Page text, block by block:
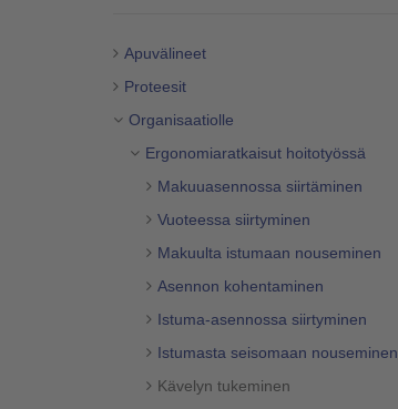
Apuvälineet
Proteesit
Organisaatiolle
Ergonomiaratkaisut hoitotyössä
Makuuasennossa siirtäminen
Vuoteessa siirtyminen
Makuulta istumaan nouseminen
Asennon kohentaminen
Istuma-asennossa siirtyminen
Istumasta seisomaan nouseminen
Kävelyn tukeminen